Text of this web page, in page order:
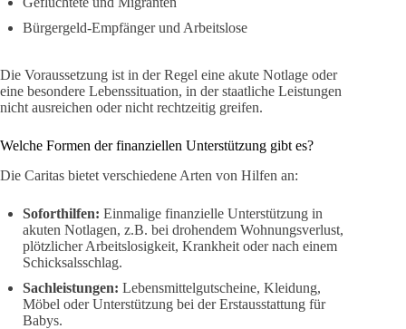
Bürgergeld-Empfänger und Arbeitslose
Die Voraussetzung ist in der Regel eine akute Notlage oder
eine besondere Lebenssituation, in der staatliche Leistungen
nicht ausreichen oder nicht rechtzeitig greifen.
Welche Formen der finanziellen Unterstützung gibt es?
Die Caritas bietet verschiedene Arten von Hilfen an:
Soforthilfen: Einmalige finanzielle Unterstützung in
akuten Notlagen, z.B. bei drohendem Wohnungsverlust,
plötzlicher Arbeitslosigkeit, Krankheit oder nach einem
Schicksalsschlag.
Sachleistungen: Lebensmittelgutscheine, Kleidung,
Möbel oder Unterstützung bei der Erstausstattung für
Babys.